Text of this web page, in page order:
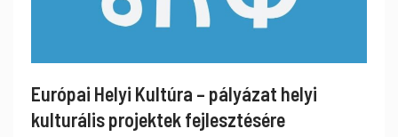
Európai Helyi Kultúra – pályázat helyi
kulturális projektek fejlesztésére